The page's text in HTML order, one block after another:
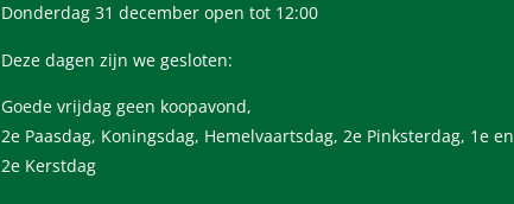
Donderdag 31 december open tot 12:00
Deze dagen zijn we gesloten:
Goede vrijdag geen koopavond,
2e Paasdag, Koningsdag, Hemelvaartsdag, 2e Pinksterdag, 1e en
2e Kerstdag